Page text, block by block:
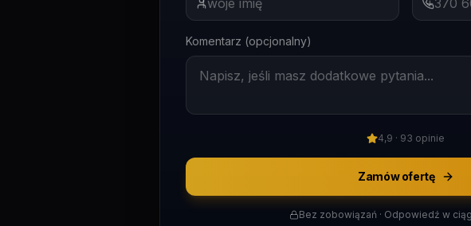
Komentarz (opcjonalny)
4,9 · 93 opinie
Zamów ofertę
Bez zobowiązań · Odpowiedź w